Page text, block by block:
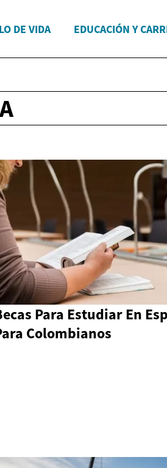
DE VIDA EDUCACIÓN Y
Para Estudiar En
Colombianos